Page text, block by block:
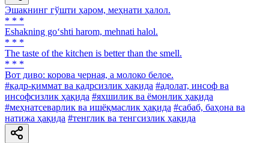
Эшакнинг гўшти ҳаром, меҳнати ҳалол.
* * *
Eshakning go‘shti harom, mehnati halol.
* * *
The taste of the kitchen is better than the smell.
* * *
Вот диво: корова черная, а молоко белое.
#қадр-қиммат ва қадрсизлик ҳақида #адолат, инсоф ва
инсофсизлик ҳақида #яхшилик ва ёмонлик ҳақида
#меҳнатсеварлик ва ишёқмаслик ҳақида #сабаб, баҳона ва
натижа ҳақида #тенглик ва тенгсизлик ҳақида